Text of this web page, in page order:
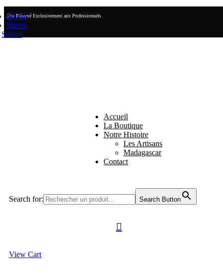
Site Réservé Exclusivement aux Professionnels
Suivre
Suivre
Suivre
Accueil
La Boutique
Notre Histoire
Les Artisans
Madagascar
Contact
Search for: Search Button

View Cart